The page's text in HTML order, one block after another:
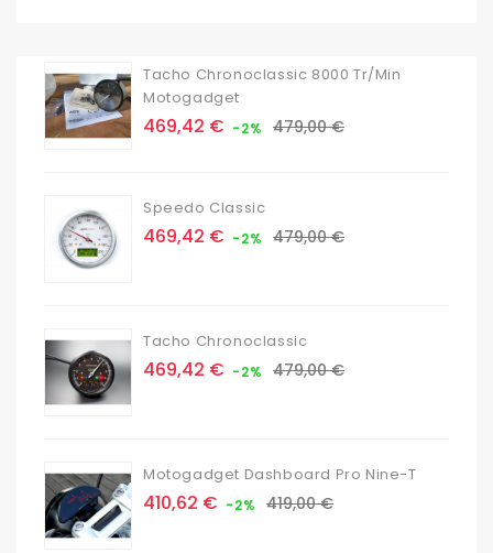
Tacho Chronoclassic 8000 Tr/min
Motogadget
Prix
469,42 € -2% Prix
479,00 €
Speedo Classic
Prix
469,42 € -2% Prix
479,00 €
Tacho Chronoclassic
Prix
469,42 € -2% Prix
479,00 €
Motogadget Dashboard Pro Nine-T
Prix
410,62 € -2% Prix
419,00 €